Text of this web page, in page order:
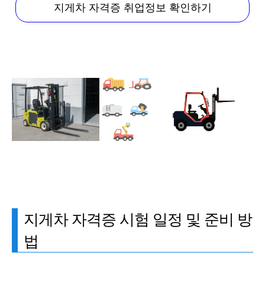
지게차 자격증 취업정보 확인하기
지게차 자격증 시험 일정 및 준비 방
법